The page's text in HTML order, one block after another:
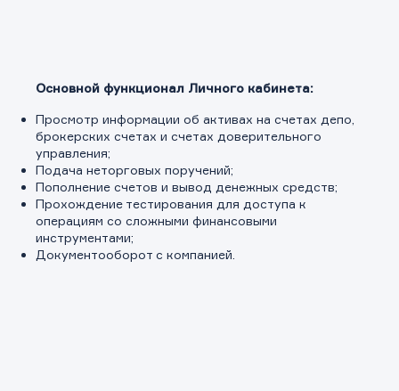
Основной функционал Личного кабинета:
Просмотр информации об активах на счетах депо,
брокерских счетах и счетах доверительного
управления;
Подача неторговых поручений;
Пополнение счетов и вывод денежных средств;
Прохождение тестирования для доступа к
операциям со сложными финансовыми
инструментами;
Документооборот с компанией.